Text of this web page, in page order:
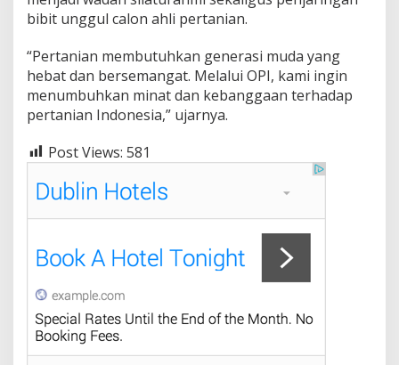
bibit unggul calon ahli pertanian.
“Pertanian membutuhkan generasi muda yang
hebat dan bersemangat. Melalui OPI, kami ingin
menumbuhkan minat dan kebanggaan terhadap
pertanian Indonesia,” ujarnya.
Post Views: 581